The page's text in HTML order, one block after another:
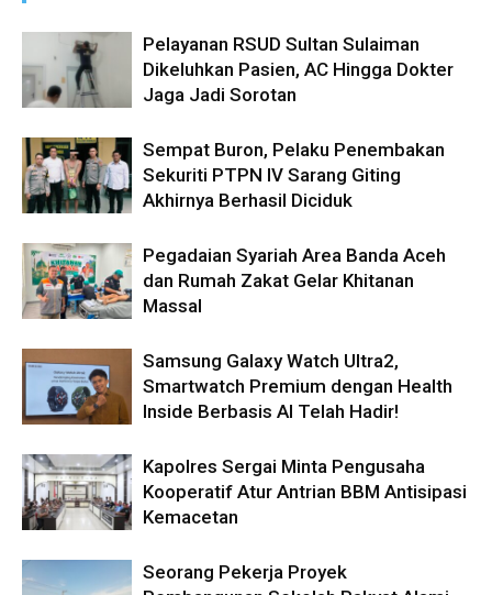
Pelayanan RSUD Sultan Sulaiman
Dikeluhkan Pasien, AC Hingga Dokter
Jaga Jadi Sorotan
Sempat Buron, Pelaku Penembakan
Sekuriti PTPN IV Sarang Giting
Akhirnya Berhasil Diciduk
Pegadaian Syariah Area Banda Aceh
dan Rumah Zakat Gelar Khitanan
Massal
Samsung Galaxy Watch Ultra2,
Smartwatch Premium dengan Health
Inside Berbasis AI Telah Hadir!
Kapolres Sergai Minta Pengusaha
Kooperatif Atur Antrian BBM Antisipasi
Kemacetan
Seorang Pekerja Proyek